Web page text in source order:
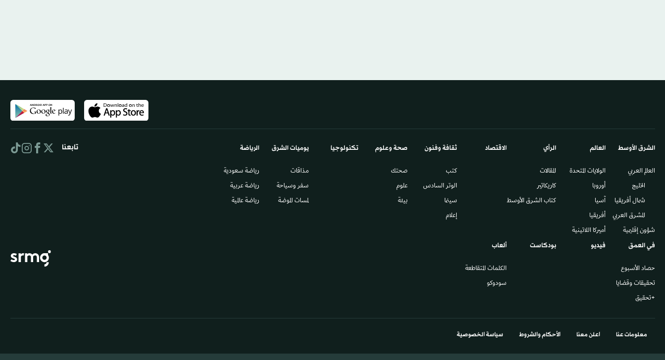
الشرق الأوسط​
العالم العربي
الخليج
شمال أفريقيا
المشرق العربي
شؤون إقليمية
العالم
الولايات المتحدة
أوروبا
آسيا
أفريقيا
أميركا اللاتينية
الرأي
المقالات
كاريكاتير
كتاب الشرق الأوسط
الاقتصاد ثقافة وفنون
كتب
الوتر السادس​
سينما
إعلام
صحة وعلوم
صحتك
علوم
بيئة
تكنولوجيا يوميات الشرق​
مذاقات
سفر وسياحة
لمسات الموضة
الرياضة
رياضة سعودية
رياضة عربية
رياضة عالمية
في العمق
حصاد الأسبوع
تحقيقات وقضايا
+تحقيق
فيديو بودكاست ألعاب
الكلمات المتقاطعة
سودوكو
تابعنا
معلومات عنا اعلن معنا الأحكام والشروط سياسة الخصوصية